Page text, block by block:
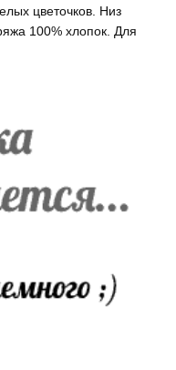
цветочков. Низ
100% хлопок. Для